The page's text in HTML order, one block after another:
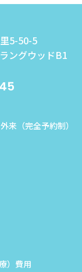
5-50-5
ングウッドB1
来（完全予約制）
）費用